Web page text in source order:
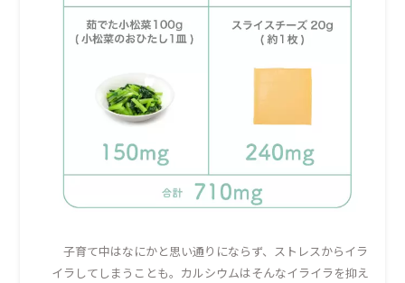
子育て中はなにかと思い通りにならず、ストレスからイラ
イラしてしまうことも。カルシウムはそんなイライラを抑え